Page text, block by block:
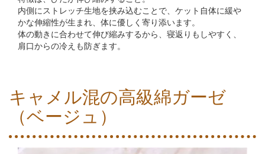
内側にストレッチ生地を挟み込むことで、ケット自体に緩や
かな伸縮性が生まれ、体に優しく寄り添います。
体の動きに合わせて伸び縮みするから、寝返りもしやすく、
肩口からの冷えも防ぎます。
キャメル混の高級綿ガーゼ
（ベージュ）